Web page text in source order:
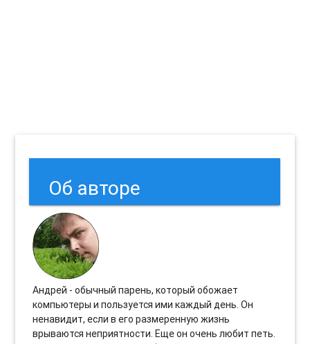
Об авторе
Андрей - обычный парень, который обожает
компьютеры и пользуется ими каждый день. Он
ненавидит, если в его размеренную жизнь
врываются неприятности. Еще он очень любит петь.